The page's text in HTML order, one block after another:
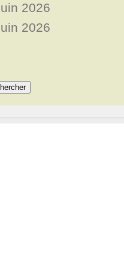
2026
2026